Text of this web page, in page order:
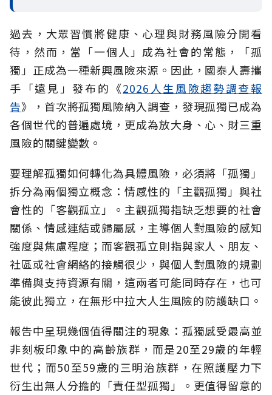
過去，大眾習慣將健康、心理與財務風險分開看
待，然而，當「一個人」成為社會的常態，「孤
獨」正成為一種新興風險來源。因此，國泰人壽攜
手「遠見」發布的《2026人生風險趨勢調查報
告》，首次將孤獨風險納入調查，發現孤獨已成為
各個世代的普遍處境，更成為放大身、心、財三重
風險的關鍵變數。
要理解孤獨如何轉化為具體風險，必須將「孤獨」
拆分為兩個獨立概念：情感性的「主觀孤獨」與社
會性的「客觀孤立」。主觀孤獨指缺乏想要的社會
關係、情感連結或歸屬感，主導個人對風險的感知
強度與焦慮程度；而客觀孤立則指與家人、朋友、
社區或社會網絡的接觸很少，與個人對風險的規劃
準備與支持資源有關，這兩者可能同時存在，也可
能彼此獨立，在無形中拉大人生風險的防護缺口。
報告中呈現幾個值得關注的現象：孤獨感受最高並
非刻板印象中的高齡族群，而是20至29歲的年輕
世代；而50至59歲的三明治族群，在照護壓力下
衍生出無人分擔的「責任型孤獨」。更值得留意的